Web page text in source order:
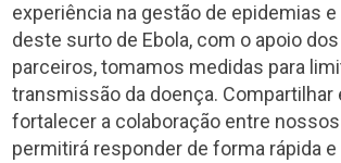
experiência na gestão de epidemias
deste surto de Ebola, com o apoio
parceiros, tomamos medidas para
transmissão da doença. Compartilhar
fortalecer a colaboração entre
permitirá responder de forma rápida